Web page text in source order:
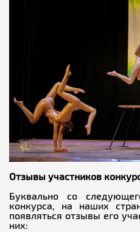
Отзывы участников
Буквально со
конкурса, на наших
появляться отзывы его
них: